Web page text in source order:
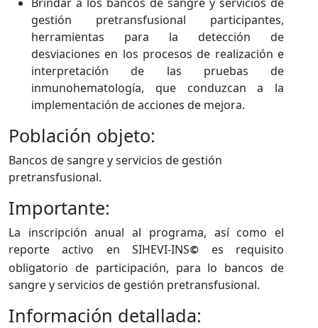
gestión pretransfusional participantes,
herramientas para la detección de
desviaciones en los procesos de realización e
interpretación de las pruebas de
inmunohematología, que conduzcan a la
implementación de acciones de mejora.​
Población objeto:
Bancos de sangre y servicios de gestión
pretransfusional.
Importante:
La inscripción anual al programa, así como el
reporte activo en SIHEVI-INS©
es requisito
obligatorio de participación, para lo bancos de
sangre y servicios de gestión pretransfus​ional.
Información detallada: